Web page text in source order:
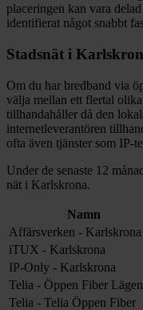
placeringen kan vara
identifierat något snabbt
Stadsnät i
Om du har bredband via
välja mellan ett flertal
tillhandahåller då den
internetleverantören
ofta även tjänster som IP-
Under de senaste 12
nät i Karlskrona.
Namn
Affärsverken - Karlskrona
iTUX - Karlskrona
IP-Only - Karlskrona
Telia - Öppen Fiber
Telia - Telia Öppen Fiber